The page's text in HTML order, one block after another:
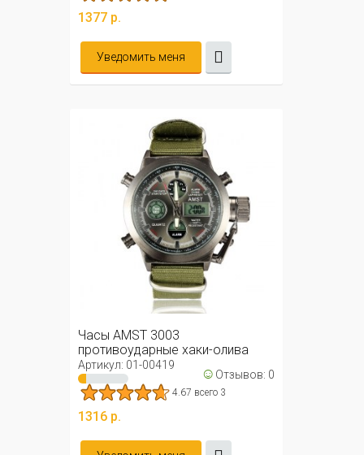
1377 р.
Уведомить меня
Часы AMST 3003
противоударные хаки-олива
Артикул: 01-00419 ☺ Отзывов: 0
4.67 всего 3
1316 р.